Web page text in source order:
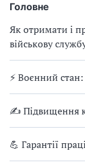
Головне
Як отримати і
військову
⚡ Воєнний
✍ Підвищення
💪 Гарантії